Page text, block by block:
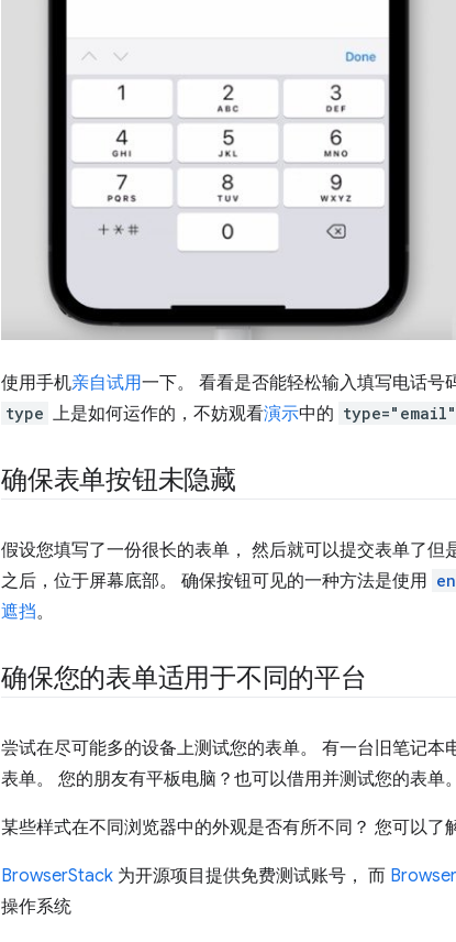
使用手机亲自试用一下。 看看是否能轻松输入填写电话号
type 上是如何运作的，不妨观看演示中的 type="email"
确保表单按钮未隐藏
假设您填写了一份很长的表单， 然后就可以提交表单了但
之后，位于屏幕底部。 确保按钮可见的一种方法是使用
遮挡。
确保您的表单适用于不同的平台
尝试在尽可能多的设备上测试您的表单。 有一台旧笔记
表单。 您的朋友有平板电脑？也可以借用并测试您的表单。
某些样式在不同浏览器中的外观是否有所不同？ 您可以了
BrowserStack 为开源项目提供免费测试账号， 而
操作系统